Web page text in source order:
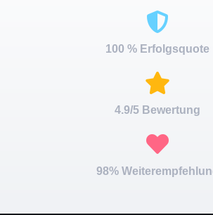
100 % Erfolgsquote
4.9/5 Bewertung
98%